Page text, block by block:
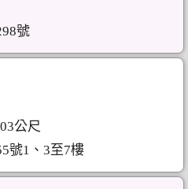
號
公尺
號1、3至7樓